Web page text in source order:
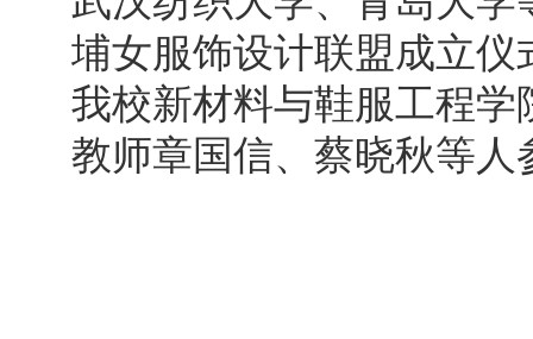
埔女服饰设计联盟成立
我校新材料与鞋服工程
教师章国信、蔡晓秋等